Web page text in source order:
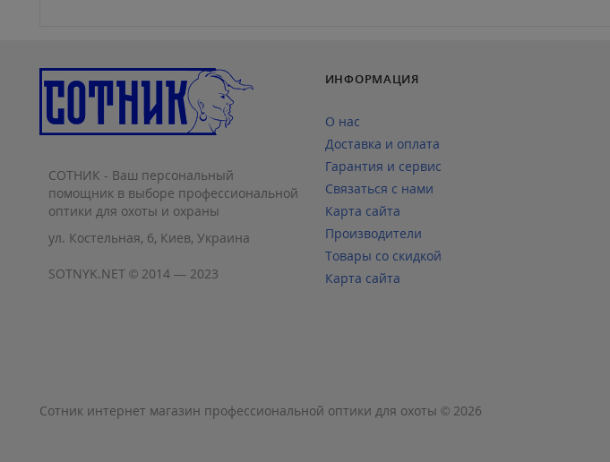
СОТНИК - Ваш персональный
помощник в выборе профессиональной
оптики для охоты и охраны
ул. Костельная, 6, Киев, Украина
SOTNYK.NET © 2014 — 2023
ИНФОРМАЦИЯ
О нас
Доставка и оплата
Гарантия и сервис
Связаться с нами
Карта сайта
Производители
Товары со скидкой
Карта сайта
Сотник интернет магазин профессиональной оптики для охоты © 2026